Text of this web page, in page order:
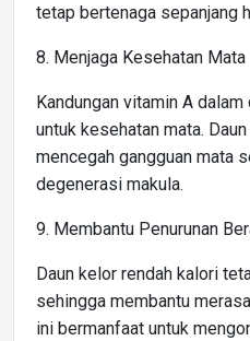
tetap bertenaga sepanjang
8. Menjaga Kesehatan Mata
Kandungan vitamin A
untuk kesehatan mata.
mencegah gangguan mata
degenerasi makula.
9. Membantu Penurunan
Daun kelor rendah kalori
sehingga membantu
ini bermanfaat untuk